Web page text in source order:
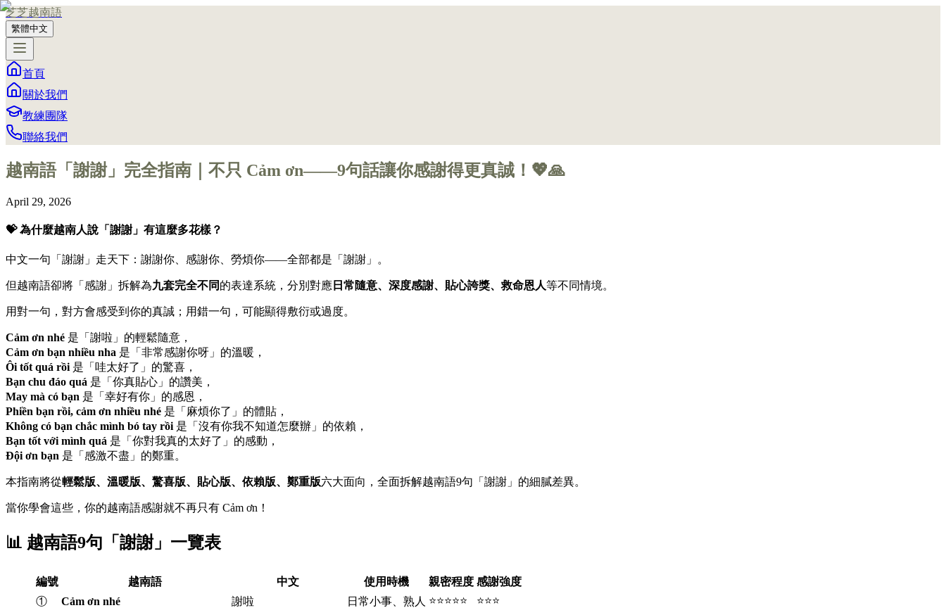
芝芝越南語
繁體中文
首頁
關於我們
教練團隊
聯絡我們
越南語「謝謝」完全指南｜不只 Cảm ơn——9句話讓你感謝得更真誠！💖🙏
April 29, 2026
💝 為什麼越南人說「謝謝」有這麼多花樣？
中文一句「謝謝」走天下：謝謝你、感謝你、勞煩你——全部都是「謝謝」。
但越南語卻將「感謝」拆解為九套完全不同 的表達系統，分別對應 日常隨意、深度感謝、貼心誇獎、救命恩人等不同情境。
用對一句，對方會感受到你的真誠；用錯一句，可能顯得敷衍或過度。
Cảm ơn nhé 是「謝啦」的輕鬆隨意，
Cảm ơn bạn nhiều nha 是「非常感謝你呀」的溫暖，
Ôi tốt quá rồi 是「哇太好了」的驚喜，
Bạn chu đáo quá 是「你真貼心」的讚美，
May mà có bạn 是「幸好有你」的感恩，
Phiền bạn rồi, cảm ơn nhiều nhé 是「麻煩你了」的體貼，
Không có bạn chắc mình bó tay rồi 是「沒有你我不知道怎麼辦」的依賴，
Bạn tốt với mình quá 是「你對我真的太好了」的感動，
Đội ơn bạn 是「感激不盡」的鄭重。
本指南將從輕鬆版、溫暖版、驚喜版、貼心版、依賴版、鄭重版六大面向，全面拆解越南語9句「謝謝」的細膩差異。
當你學會這些，你的越南語感謝就不再只有 Cảm ơn！
📊 越南語9句「謝謝」一覽表
編號 越南語 中文 使用時機 親密程度 感謝強度
①
Cảm ơn nhé 謝啦 日常小事、熟人 ⭐⭐⭐⭐⭐
⭐⭐⭐